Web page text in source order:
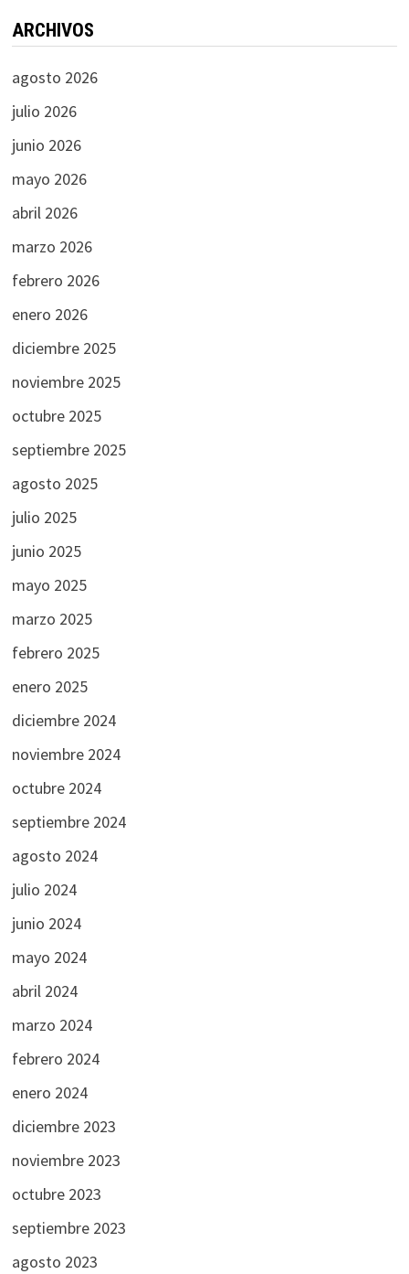
ARCHIVOS
agosto 2026
julio 2026
junio 2026
mayo 2026
abril 2026
marzo 2026
febrero 2026
enero 2026
diciembre 2025
noviembre 2025
octubre 2025
septiembre 2025
agosto 2025
julio 2025
junio 2025
mayo 2025
marzo 2025
febrero 2025
enero 2025
diciembre 2024
noviembre 2024
octubre 2024
septiembre 2024
agosto 2024
julio 2024
junio 2024
mayo 2024
abril 2024
marzo 2024
febrero 2024
enero 2024
diciembre 2023
noviembre 2023
octubre 2023
septiembre 2023
agosto 2023